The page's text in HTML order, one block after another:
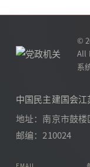
©
All
系
中国民主建国会
地址：南京市鼓
邮编：210024
EMAIL